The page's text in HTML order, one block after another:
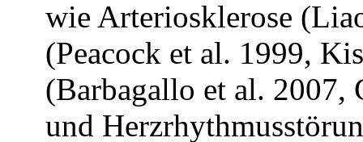
wie Arteriosklerose
(Peacock et al. 1999,
(Barbagallo et al. 2007,
und